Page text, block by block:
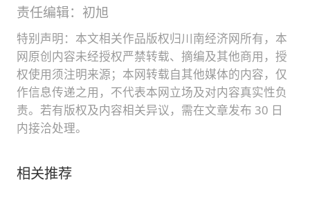
责任编辑：初旭
特别声明：本文相关作品版权归川南经济网所有，本
网原创内容未经授权严禁转载、摘编及其他商用，授
权使用须注明来源；本网转载自其他媒体的内容，仅
作信息传递之用，不代表本网立场及对内容真实性负
责。若有版权及内容相关异议，需在文章发布 30 日
内接洽处理。
相关推荐